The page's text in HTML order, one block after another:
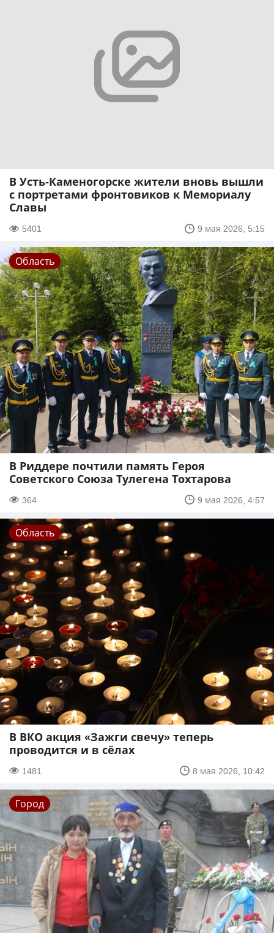
В Усть-Каменогорске жители вновь вышли
с портретами фронтовиков к Мемориалу
Славы
5401 9 мая 2026, 5:15
Область
В Риддере почтили память Героя
Советского Союза Тулегена Тохтарова
364 9 мая 2026, 4:57
Область
В ВКО акция «Зажги свечу» теперь
проводится и в сёлах
1481 8 мая 2026, 10:42
Город